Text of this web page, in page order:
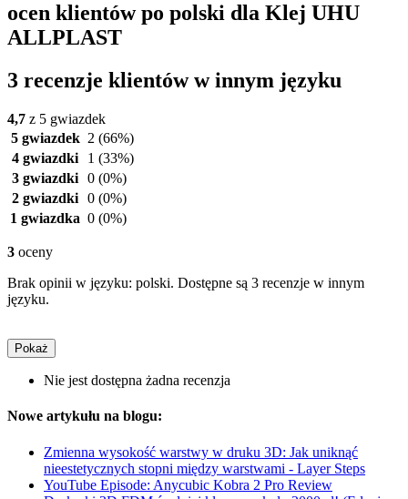
ocen klientów po polski dla Klej UHU
ALLPLAST
3 recenzje klientów w innym języku
4,7 z 5 gwiazdek
5 gwiazdek 2 (66%)
4 gwiazdki
1 (33%)
3 gwiazdki 0 (0%)
2 gwiazdki 0 (0%)
1 gwiazdka 0 (0%)
3 oceny
Brak opinii w języku: polski. Dostępne są 3 recenzje w innym
języku.
Pokaż
Nie jest dostępna żadna recenzja
Nowe artykułu na blogu:
Zmienna wysokość warstwy w druku 3D: Jak uniknąć
nieestetycznych stopni między warstwami - Layer Steps
YouTube Episode: Anycubic Kobra 2 Pro Review